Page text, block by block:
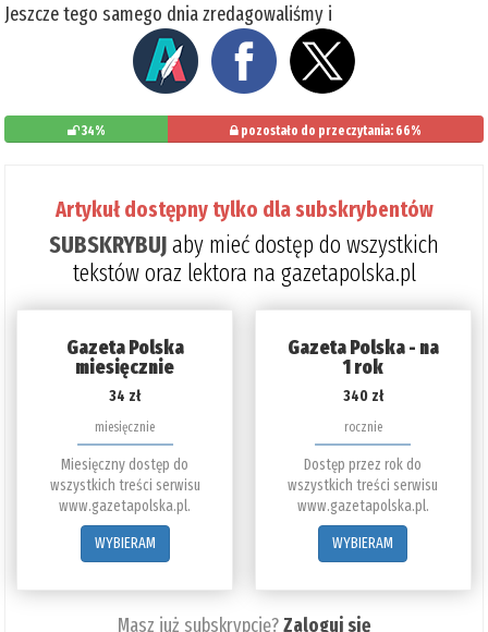
Jeszcze tego samego dnia zredagowaliśmy i
34% pozostało do przeczytania: 66%
Artykuł dostępny tylko dla subskrybentów
SUBSKRYBUJaby mieć dostęp do wszystkich
tekstów oraz lektora na gazetapolska.pl
Gazeta Polska
miesięcznie
34 zł
miesięcznie
Miesięczny dostęp do
wszystkich treści serwisu
www.gazetapolska.pl.
WYBIERAM
Gazeta Polska - na
1 rok
340 zł
rocznie
Dostęp przez rok do
wszystkich treści serwisu
www.gazetapolska.pl.
WYBIERAM
Masz już subskrypcję?Zaloguj się